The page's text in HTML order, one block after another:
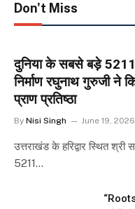
Don't Miss
दुनिया के सबसे बड़े 5211
निर्माण रघुनाथ गुरुजी ने
प्राण प्रतिष्ठा
By Nisi Singh June 19, 2026
उत्तराखंड के हरिद्वार स्थित
5211…